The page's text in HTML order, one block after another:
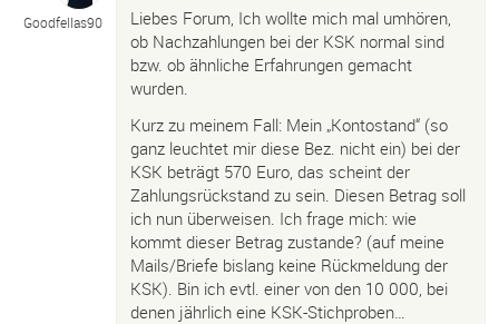
Goodfellas90
Liebes Forum, Ich wollte mich mal umhören,
ob Nachzahlungen bei der KSK normal sind
bzw. ob ähnliche Erfahrungen gemacht
wurden.
Kurz zu meinem Fall: Mein „Kontostand“ (so
ganz leuchtet mir diese Bez. nicht ein) bei der
KSK beträgt 570 Euro, das scheint der
Zahlungsrückstand zu sein. Diesen Betrag soll
ich nun überweisen. Ich frage mich: wie
kommt dieser Betrag zustande? (auf meine
Mails/Briefe bislang keine Rückmeldung der
KSK). Bin ich evtl. einer von den 10 000, bei
denen jährlich eine KSK-Stichproben…